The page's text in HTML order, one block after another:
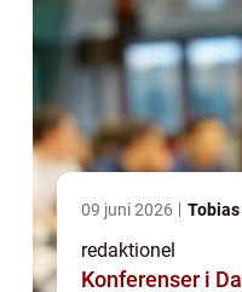
09 juni 2026
redaktionel
Konferenser i